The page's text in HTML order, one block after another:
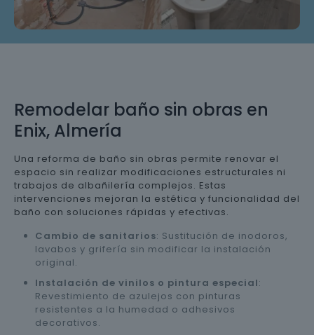
Remodelar baño sin obras en
Enix, Almería
Una reforma de baño sin obras permite renovar el
espacio sin realizar modificaciones estructurales ni
trabajos de albañilería complejos. Estas
intervenciones mejoran la estética y funcionalidad del
baño con soluciones rápidas y efectivas.
Cambio de sanitarios: Sustitución de inodoros,
lavabos y grifería sin modificar la instalación
original.
Instalación de vinilos o pintura especial:
Revestimiento de azulejos con pinturas
resistentes a la humedad o adhesivos
decorativos.